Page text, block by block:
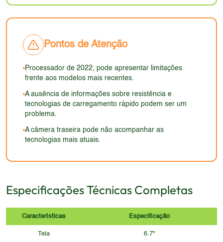
informações sobre carregamento sem fio é outro
ponto a ser considerado.
ainda competitiva em comparação com modelos
mais recentes, especialmente na faixa de preço em
recentes, que geralmente oferecem esses recursos.
Em 2026, a estética ainda pode ser considerada
atual, mas depende das preferências individuais.
Pontos de Atenção
Processador de 2022, pode apresentar limitações
frente aos modelos mais recentes.
A ausência de informações sobre resistência e
tecnologias de carregamento rápido podem ser um
problema.
A câmera traseira pode não acompanhar as
tecnologias mais atuais.
Especificações Técnicas Completas
Características Especificação
Tela 6.7"